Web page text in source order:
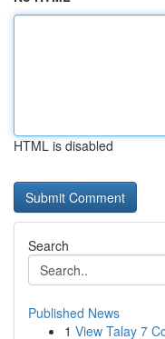
HTML is disabled
Search
Published News
1 View Talay 7